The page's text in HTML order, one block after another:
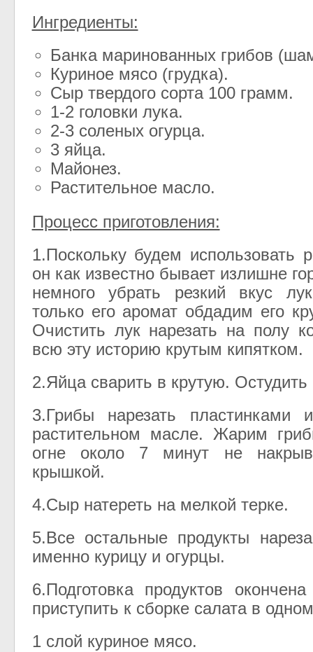
Ингредиенты:
Банка маринованных грибов
Куриное мясо (грудка).
Сыр твердого сорта 100 грамм.
1-2 головки лука.
2-3 соленых огурца.
3 яйца.
Майонез.
Растительное масло.
Процесс приготовления:
1.Поскольку будем использовать
он как известно бывает излишне
немного убрать резкий вкус
только его аромат обдадим его
Очистить лук нарезать на полу
всю эту историю крутым кипятком.
2.Яйца сварить в крутую. Остудить
3.Грибы нарезать пластинками
растительном масле. Жарим
огне около 7 минут не
крышкой.
4.Сыр натереть на мелкой терке.
5.Все остальные продукты
именно курицу и огурцы.
6.Подготовка продуктов
приступить к сборке салата в
1 слой куриное мясо.